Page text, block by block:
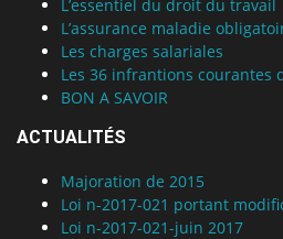
L’essentiel du droit du travail
L’assurance maladie
Les charges salariales
Les 36 infrantions courantes
BON A SAVOIR
ACTUALITÉS
Majoration de 2015
Loi n-2017-021 portant
Loi n-2017-021-juin 2017